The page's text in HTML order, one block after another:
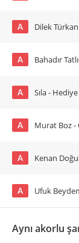
A Dilek
A Bahadır
A Sıla - Hediye
A Murat Boz -
A Kenan
A Ufuk
Aynı akorlu